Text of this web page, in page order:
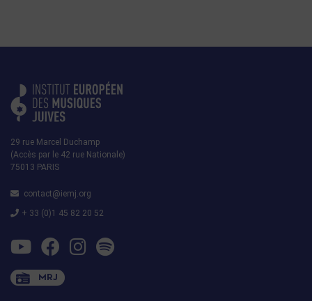
29 rue Marcel Duchamp
(Accès par le 42 rue Nationale)
75013 PARIS
contact@iemj.org
+ 33 (0)1 45 82 20 52
MRJ